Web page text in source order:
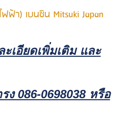
ฟ้า) เบนซิน Mitsuki Japan
เอียดเพิ่มเติม และ
ง 086-0698038 หรือ